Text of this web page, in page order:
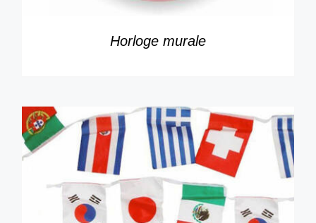
Horloge murale